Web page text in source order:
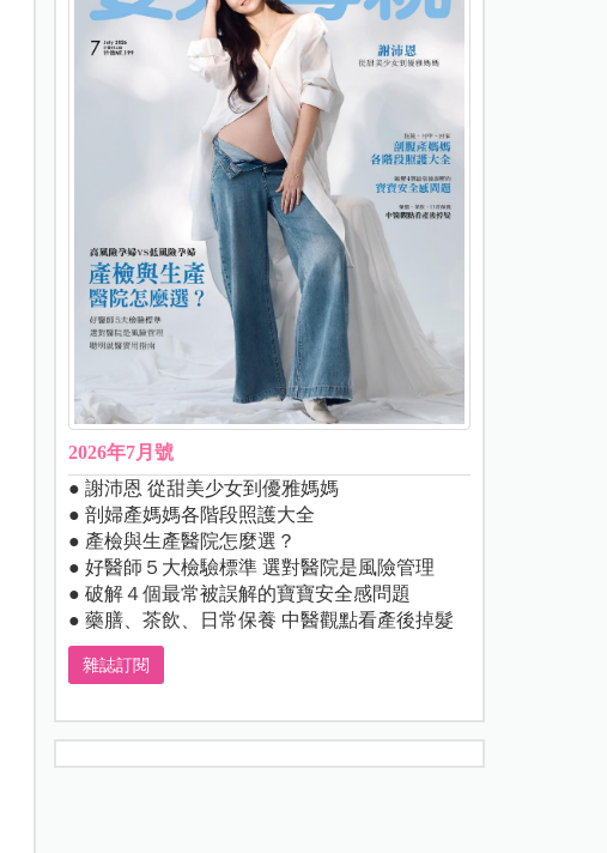
2026年7月號
● 謝沛恩 從甜美少女到優雅媽媽
● 剖婦產媽媽各階段照護大全
● 產檢與生產醫院怎麼選？
● 好醫師５大檢驗標準 選對醫院是風險管理
● 破解４個最常被誤解的寶寶安全感問題
● 藥膳、茶飲、日常保養 中醫觀點看產後掉髮
雜誌訂閱